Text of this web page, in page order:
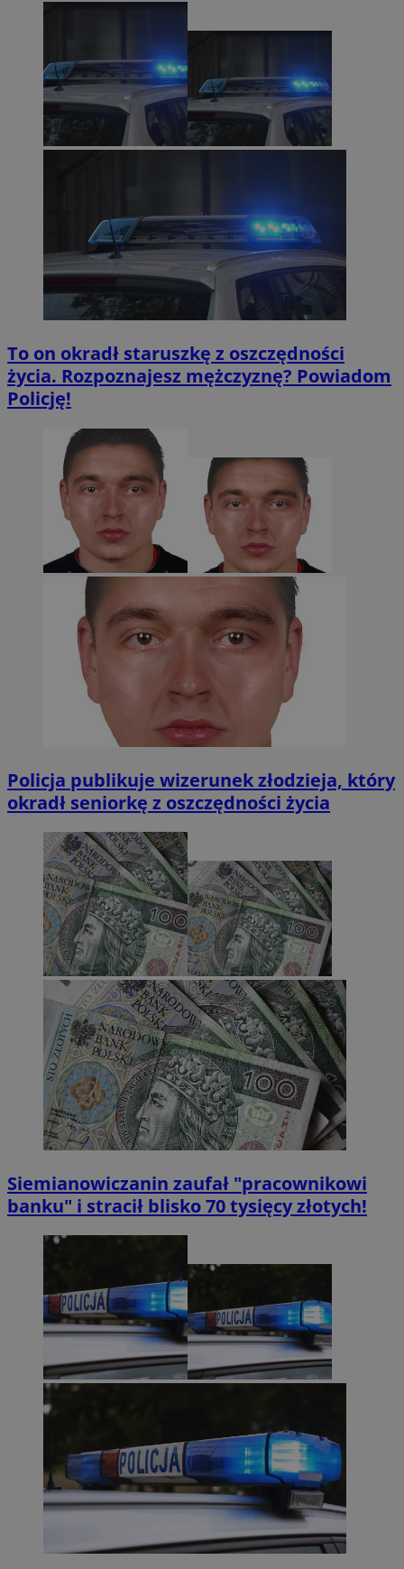
To on okradł staruszkę z oszczędności
życia. Rozpoznajesz mężczyznę? Powiadom
Policję!
Policja publikuje wizerunek złodzieja, który
okradł seniorkę z oszczędności życia
Siemianowiczanin zaufał "pracownikowi
banku" i stracił blisko 70 tysięcy złotych!